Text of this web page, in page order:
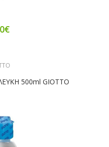
500ml GIOTTO